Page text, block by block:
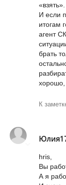
И если
итогам
агент
брать
хорошо,
К
hris,
Вы
А я